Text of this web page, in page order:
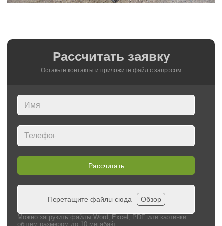
Рассчитать заявку
Оставьте контакты и приложите файл c запросом
Рассчитать
Перетащите файлы сюда Обзор
Можно загрузить файлы Word, Excel, PDF или картинки
общим размером до 10 мегабайт